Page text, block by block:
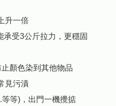
升一倍
受3公斤拉力，更穩固
顏色染到其他物品
見污漬
等)，出門一機攪掂